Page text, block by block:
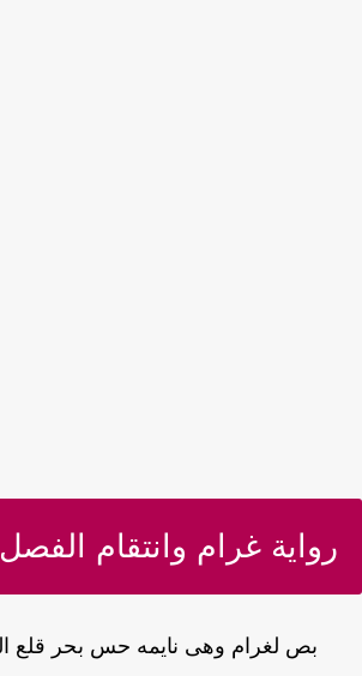
رواية غرام وانتقام الفصل
بص لغرام وهى نايمه حس بحر قلع